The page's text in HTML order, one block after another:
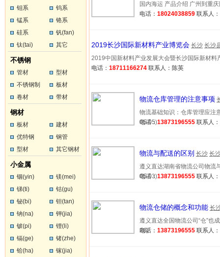
钼系
钨系
锰系
铬系
硅系
钒(fan)
钛(tai)
其它
不锈钢
管材
型材
不锈钢制
品
板材
卷材
带材
钢材
板材
建材
优特钢
钢管
型材
其它钢材
小金属
铟(yin)
镁(mei)
锑(ti)
钴(gu)
铋(bi)
钽(tan)
钠(na)
钾(jia)
铍(pi)
锂(li)
镉(ge)
锗(zhe)
铪(ha)
镓(jia)
国内海运 产品介绍 广州到重
电话： 18024038859 联系人
2019长沙国际新材料产业博览会 长沙 长沙
2019中国新材料产业发展大会暨长沙国际新材
电话： 18711166274 联系人：陈英
物流仓库管理的注意事项
物流基础知识：仓库管理应
05-05)
电话：13873196555 联系人
物流与配送的区别 长沙 长
遵义直达湖南省物流公司物
05-03)
电话：13873196555 联系人
物流仓储的概念和功能 长
遵义直达全国物流公司“仓”也
28)
电话： 13873196555 联系人